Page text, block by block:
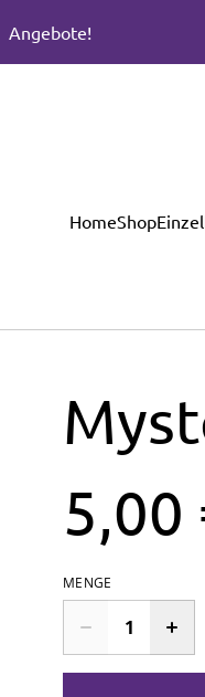
Angebote!
HomeShop
5,00
MENGE